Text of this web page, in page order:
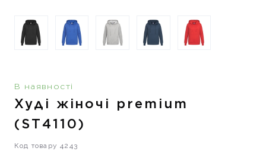
В наявності
Худі жіночі premium
(ST4110)
Код товару 4243